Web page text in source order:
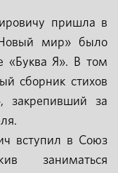
пришла в
мир» было
«Буква Я». В том
сборник стихов
закрепивший за
вступил в Союз
заниматься